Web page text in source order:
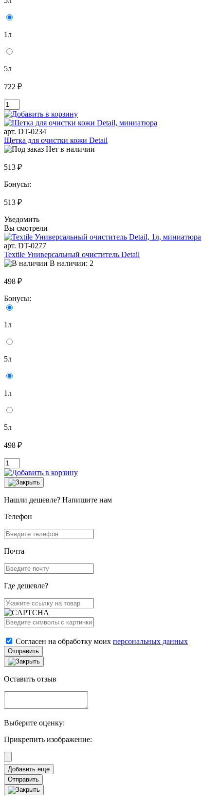
1л
5л
722 ₽
арт. DT-0234
Щетка для очистки кожи Detail
Нет в наличии
513 ₽
Бонусы:
513 ₽
Уведомить
Вы смотрели
арт. DT-0277
Textile Универсальный очиститель Detail
В наличии: 2
498 ₽
Бонусы:
1л
5л
1л
5л
498 ₽
Нашли дешевле? Напишите нам
Телефон
Почта
Где дешевле?
Согласен на обработку моих персональных данных
Отправить
Оставить отзыв
Выберите оценку:
Прикрепить изображение:
Отправить